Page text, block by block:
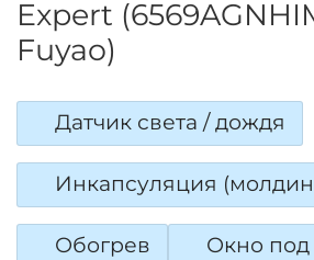
Expert
Fuyao)
Датчик света / дождя
Инкапсуляция
Обогрев Окно под